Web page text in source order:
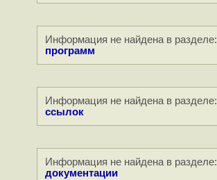
Информация не найдена в разделе:
программ
Информация не найдена в разделе:
ссылок
Информация не найдена в разделе:
документации